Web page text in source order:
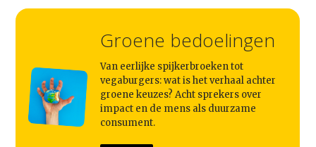
Groene bedoelingen
Van eerlijke spijkerbroeken tot
vegaburgers: wat is het verhaal achter
groene keuzes? Acht sprekers over
impact en de mens als duurzame
consument.